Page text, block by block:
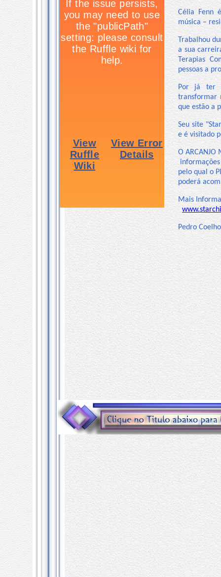
Célia Fenn
música –
Trabalhou
a sua
Terapias
pessoas a
Por já ter
transformar
que estão a
Seu site
e é visitado
O ARCANJO
pelo qual o
poderá
Mais
Pedro Coelho